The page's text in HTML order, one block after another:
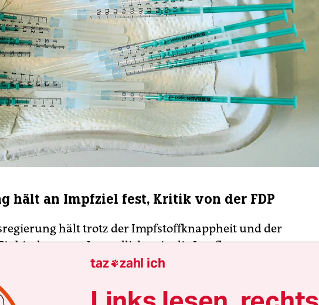
hält an Impfziel fest, Kritik von der FDP
hält trotz der Impfstoffknappheit und der
von Jugendlichen in die Impfkampagne an
Zielen fest. Ziel sei weiter, dass im Sommer jeder ein
erhalte, sagte Kanzleramtsminister Helge Braun (CDU)
„Das halten wir weiter für realistisch“, auch
taz zahl ich